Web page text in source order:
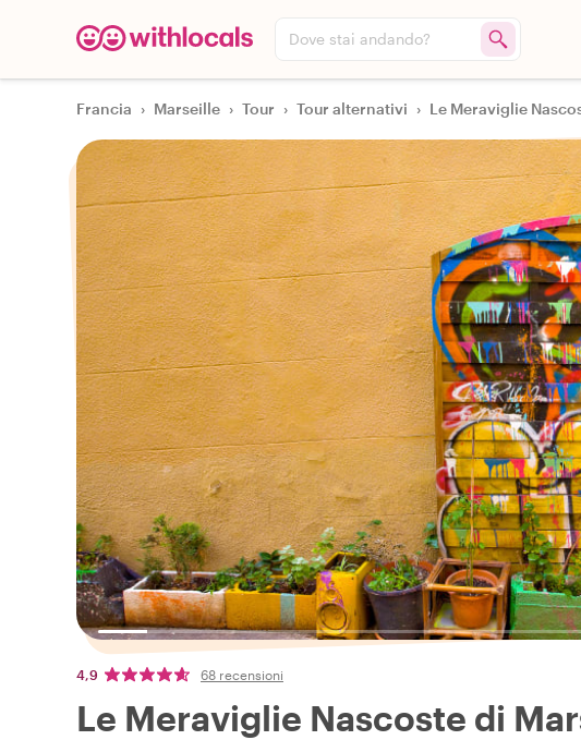
Dove stai andando?
Francia › Marseille › Tour › Tour alternativi › Le Meraviglie
4,9 68 recensioni
Le Meraviglie Nascoste di